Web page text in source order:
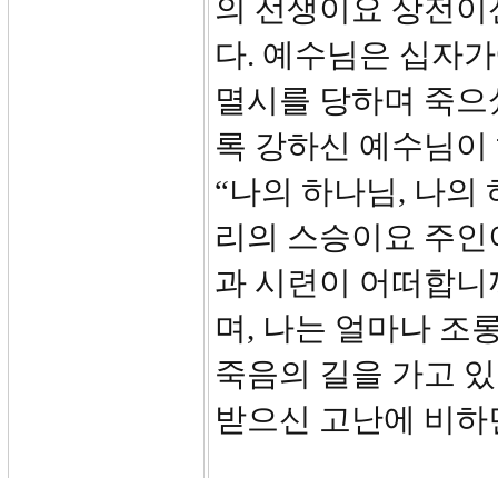
의 선생이요 상전
다. 예수님은 십자
멸시를 당하며 죽
록 강하신 예수님
“나의 하나님, 나의
리의 스승이요 주
과 시련이 어떠합
며, 나는 얼마나 조
죽음의 길을 가고
받으신 고난에 비